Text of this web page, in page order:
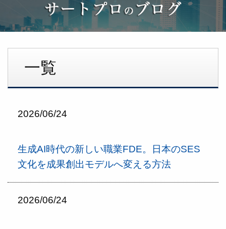
一覧
2026/06/24
生成AI時代の新しい職業FDE。日本のSES
文化を成果創出モデルへ変える方法
2026/06/24